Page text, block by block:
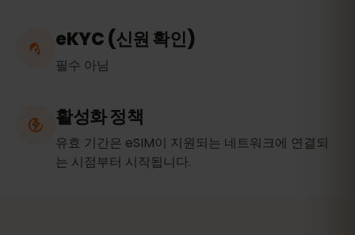
eKYC (신원 확인)
필수 아님
활성화 정책
유효 기간은 eSIM이 지원되는 네트워크에 연결되
는 시점부터 시작됩니다.